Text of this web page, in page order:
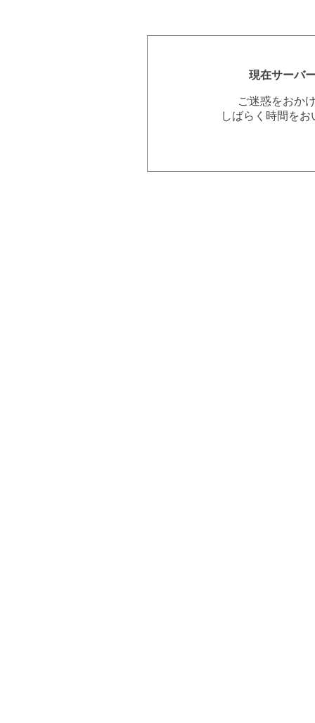
現在サーバ
ご迷惑をおか
しばらく時間を